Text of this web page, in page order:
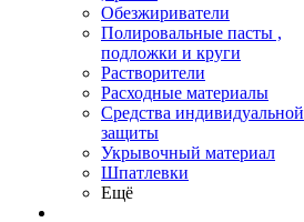
Обезжириватели
Полировальные пасты ,
подложки и круги
Растворители
Расходные материалы
Средства индивидуальной
защиты
Укрывочный материал
Шпатлевки
Ещё